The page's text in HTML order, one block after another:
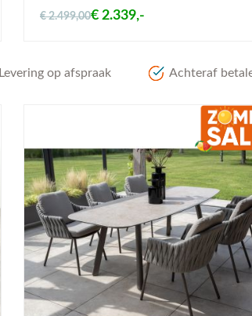
€ 2.499,00€ 2.339,-
Levering op afspraak Achteraf